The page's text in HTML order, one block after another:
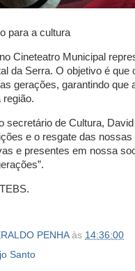
para a cultura
Cineteatro Municipal
da Serra. O objetivo é
gerações, garantindo
região.
secretário de Cultura,
e o resgate das
e presentes em nossa
PENHA às 14:36:00
Santo